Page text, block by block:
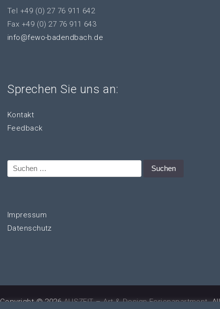
Tel +49 (0) 27 76 911 642
Fax +49 (0) 27 76 911 643
info@fewo-badendbach.de
Sprechen Sie uns an:
Kontakt
Feedback
Suchen
nach:
Impressum
Datenschutz
Copyright © 2026AUSZEIT – Art & Design Ferienapartment. All